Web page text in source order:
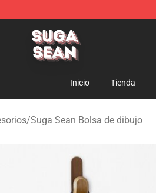
Suga Sean Merchandise Store
Inicio Tienda
/Suga Sean Bolsa de dibujo